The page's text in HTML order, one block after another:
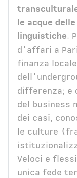
le acque
linguistiche.
d'affari a
finanza
differenza; e
del business
dei casi,
le culture
Veloci e
unica fede